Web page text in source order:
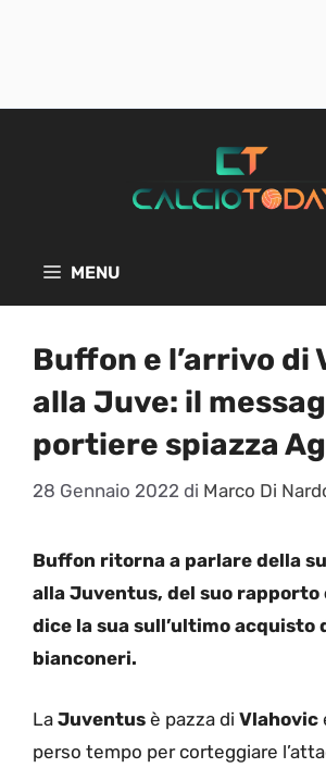
MENU
Buffon e l’arrivo di
alla Juve: il
portiere spiazza
28 Gennaio 2022 di Marco Di
Buffon ritorna a parlare della
alla Juventus, del suo rapporto
dice la sua sull’ultimo acquisto
bianconeri.
La Juventus è pazza di Vlahovic
perso tempo per corteggiare